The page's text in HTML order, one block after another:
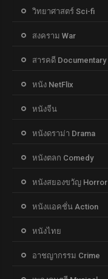
วิทยาศาสตร์ Sci-fi
สงคราม War
สารคดี Documentary
หนัง NetFlix
หนังจีน
หนังดราม่า Drama
หนังตลก Comedy
หนังสยองขวัญ Horror
หนังแอคชั่น Action
หนังไทย
อาชญากรรม Crime